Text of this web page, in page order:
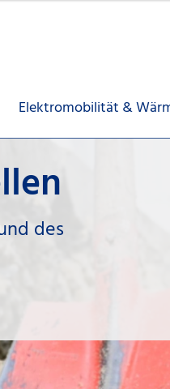
Elektromobilität &